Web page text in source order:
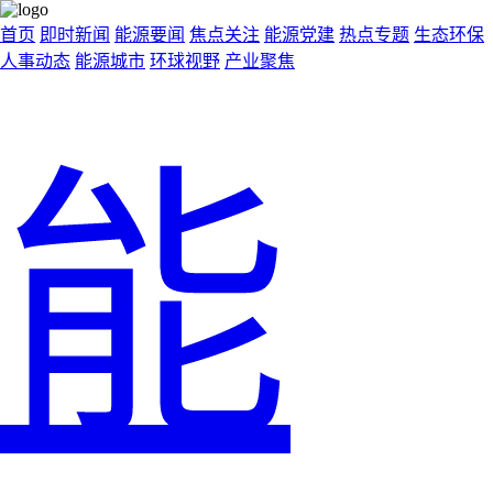
首页 即时新闻 能源要闻 焦点关注 能源党建 热点专题 生态环保
人事动态 能源城市 环球视野 产业聚焦
能